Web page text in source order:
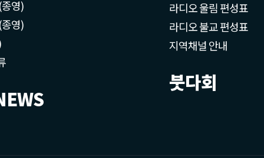
영)
영)
라디오 울림 편성표
라디오 불교 편성표
지역채널 안내
붓다회